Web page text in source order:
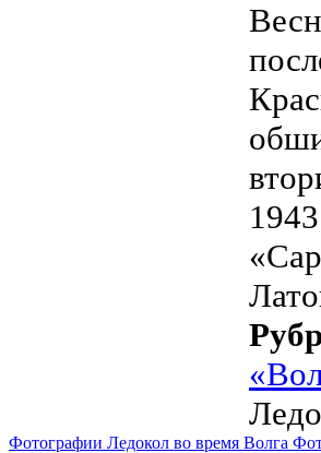
Фотографии Ледокол во время Волга